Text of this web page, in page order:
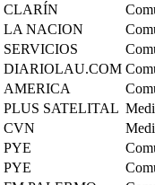
CLARÍN
LA NACION
SERVICIOS
DIARIOLAU.COM
AMERICA
PLUS SATELITAL
CVN
PYE
PYE